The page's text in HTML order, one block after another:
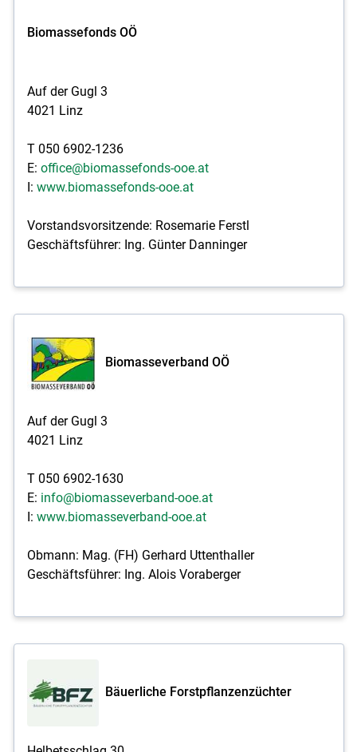
Biomassefonds OÖ
Auf der Gugl 3
4021 Linz
T 050 6902-1236
E: office@biomassefonds-ooe.at
I: www.biomassefonds-ooe.at
Vorstandsvorsitzende: Rosemarie Ferstl
Geschäftsführer: Ing. Günter Danninger
Biomasseverband OÖ
Auf der Gugl 3
4021 Linz
T 050 6902-1630
E: info@biomasseverband-ooe.at
I: www.biomasseverband-ooe.at
Obmann: Mag. (FH) Gerhard Uttenthaller
Geschäftsführer: Ing. Alois Voraberger
Bäuerliche Forstpflanzenzüchter